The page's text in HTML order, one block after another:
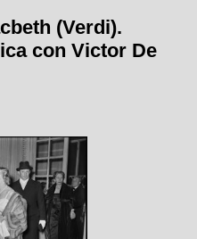
(Verdi).
con Victor De